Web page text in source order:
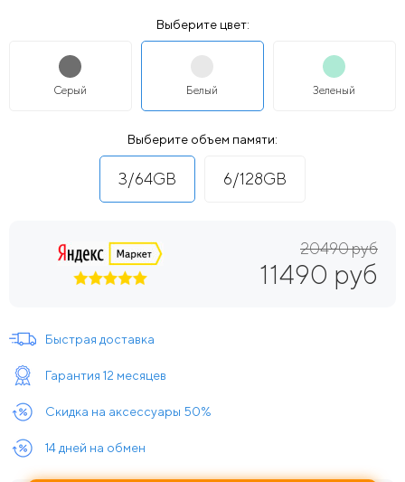
Выберите цвет:
Серый Белый Зеленый
Выберите объем памяти:
3/64GB 6/128GB
20490 руб
11490 руб
Быстрая доставка
Гарантия 12 месяцев
Скидка на аксессуары 50%
14 дней на обмен